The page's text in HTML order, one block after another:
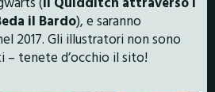
il Bardo), e saranno
2017. Gli illustratori non sono
– tenete d’occhio il sito!